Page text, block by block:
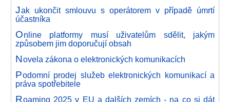
Jak ukončit smlouvu s operátorem v případě úmrtí
účastníka
Online platformy musí uživatelům sdělit, jakým
způsobem jim doporučují obsah
Novela zákona o elektronických komunikacích
Podomní prodej služeb elektronických komunikací a
práva spotřebitele
Roaming 2025 v EU a dalších zemích - na co si dát